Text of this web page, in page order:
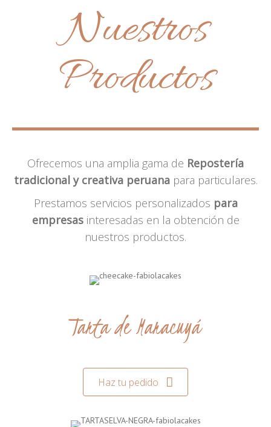
Nuestros
Productos
Ofrecemos una amplia gama de Repostería
tradicional y creativa peruanapara particulares.
Prestamos servicios personalizados para
empresasinteresadas en la obtención de
nuestros productos.
Tarta de Maracuyá
Haz tu pedido